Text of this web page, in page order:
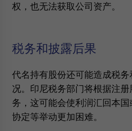
权，也无法获取公司资产。
税务和披露后果
代名持有股份还可能造成税
况。印尼税务部门将根据注
务，这可能会使利润汇回本
协定等举动更加困难。